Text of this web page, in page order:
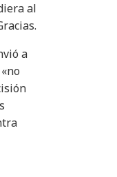
al
a